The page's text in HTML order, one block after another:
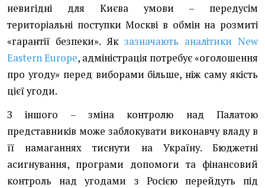
невигідні для Києва умови – передусім
територіальні поступки Москві в обмін на розмиті
«гарантії безпеки». Як зазначають аналітики New
Eastern Europe, адміністрація потребує «оголошення
про угоду» перед виборами більше, ніж саму якість
цієї угоди.
З іншого – зміна контролю над Палатою
представників може заблокувати виконавчу владу в
її намаганнях тиснути на Україну. Бюджетні
асигнування, програми допомоги та фінансовий
контроль над угодами з Росією перейдуть під